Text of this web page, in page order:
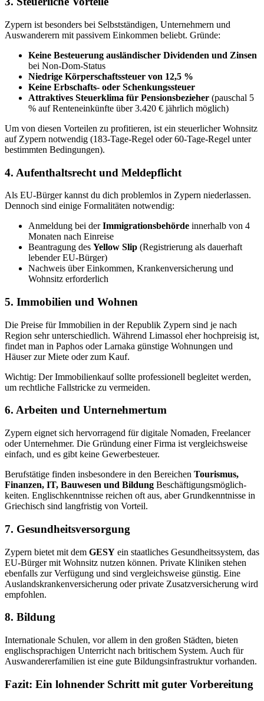
Zypern ist besonders bei Selbst­stän­digen, Unter­nehmern und
Auswan­derern mit passivem Einkommen beliebt. Gründe:
Keine Besteuerung auslän­di­scher Dividenden und Zinsen
bei Non-Dom-Status
Niedrige Körper­schafts­steuer von 12,5 %
Keine Erbschafts- oder Schen­kungs­steuer
Attrak­tives Steuer­klima für Pensi­ons­be­zieher (pauschal 5
% auf Renten­ein­künfte über 3.420 € jährlich möglich)
Um von diesen Vorteilen zu profi­tieren, ist ein steuer­licher Wohnsitz
auf Zypern notwendig (183-Tage-Regel oder 60-Tage-Regel unter
bestimmten Bedin­gungen).
4. Aufent­halts­recht und Melde­pflicht
Als EU-Bürger kannst du dich problemlos in Zypern nieder­lassen.
Dennoch sind einige Forma­li­täten notwendig:
Anmeldung bei derImmigra­ti­ons­be­hörde innerhalb von 4
Monaten nach Einreise
Beantragung des Yellow Slip (Regis­trierung als dauerhaft
lebender EU-Bürger)
Nachweis über Einkommen, Kranken­ver­si­cherung und
Wohnsitz erfor­derlich
5. Immobilien und Wohnen
Die Preise für Immobilien in der Republik Zypern sind je nach
Region sehr unter­schiedlich. Während Limassol eher hochpreisig ist,
findet man in Paphos oder Larnaka günstige Wohnungen und
Häuser zur Miete oder zum Kauf.
Wichtig: Der Immobi­li­enkauf sollte profes­sionell begleitet werden,
um recht­liche Fallstricke zu vermeiden.
6. Arbeiten und Unter­neh­mertum
Zypern eignet sich hervor­ragend für digitale Nomaden, Freelancer
oder Unter­nehmer. Die Gründung einer Firma ist vergleichs­weise
einfach, und es gibt keine Gewer­be­steuer.
Berufs­tätige finden insbe­sondere in den Bereichen Tourismus,
Finanzen, IT, Bauwesen und Bildung Beschäf­ti­gungs­mög­lich­
keiten. Englisch­kennt­nisse reichen oft aus, aber Grund­kennt­nisse in
Griechisch sind langfristig von Vorteil.
7. Gesund­heits­ver­sorgung
Zypern bietet mit dem GESY ein staat­liches Gesund­heits­system, das
EU-Bürger mit Wohnsitz nutzen können. Private Kliniken stehen
ebenfalls zur Verfügung und sind vergleichs­weise günstig. Eine
Auslands­kran­ken­ver­si­cherung oder private Zusatz­ver­si­cherung wird
empfohlen.
8. Bildung
Inter­na­tionale Schulen, vor allem in den großen Städten, bieten
englisch­spra­chigen Unter­richt nach briti­schem System. Auch für
Auswan­de­rer­fa­milien ist eine gute Bildungs­in­fra­struktur vorhanden.
Fazit: Ein lohnender Schritt mit guter Vorbe­reitung